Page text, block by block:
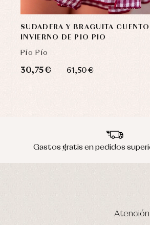
SUDADERA Y BRAGUITA
INVIERNO DE PIO PIO
Pío Pío
30,75 € 61,50 €
Gastos gratis en pedidos